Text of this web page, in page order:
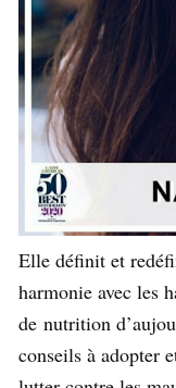
Elle définit et
harmonie avec les
de nutrition
conseils à adopter